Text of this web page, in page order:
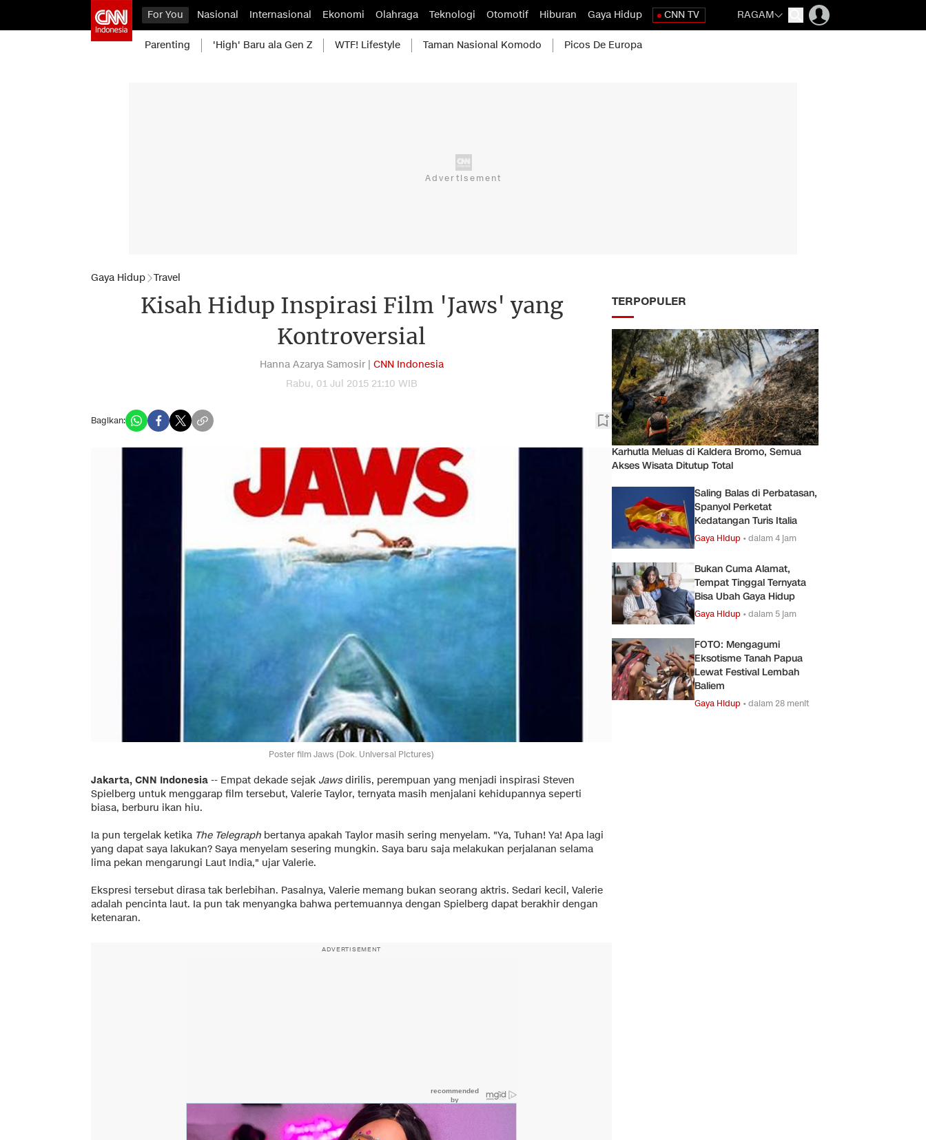
For You Nasional Internasional Ekonomi Olahraga Teknologi Otomotif Hiburan Gaya Hidup CNN TV RAGAM
Parenting 'High' Baru ala Gen Z WTF! Lifestyle Taman Nasional Komodo Picos De Europa
Gaya Hidup Travel
Kisah Hidup Inspirasi Film 'Jaws' yang
Kontroversial
Hanna Azarya Samosir | CNN Indonesia
Rabu, 01 Jul 2015 21:10 WIB
Bagikan:
Poster film Jaws (Dok. Universal Pictures)
Jakarta, CNN Indonesia -- Empat dekade sejak Jawsdirilis, perempuan yang menjadi inspirasi Steven
Spielberg untuk menggarap film tersebut, Valerie Taylor, ternyata masih menjalani kehidupannya seperti
biasa, berburu ikan hiu.
Ia pun tergelak ketika The Telegraph bertanya apakah Taylor masih sering menyelam. "Ya, Tuhan! Ya! Apa lagi
yang dapat saya lakukan? Saya menyelam sesering mungkin. Saya baru saja melakukan perjalanan selama
lima pekan mengarungi Laut India," ujar Valerie.
Ekspresi tersebut dirasa tak berlebihan. Pasalnya, Valerie memang bukan seorang aktris. Sedari kecil, Valerie
adalah pencinta laut. Ia pun tak menyangka bahwa pertemuannya dengan Spielberg dapat berakhir dengan
ketenaran.
ADVERTISEMENT
TERPOPULER
Karhutla Meluas di Kaldera Bromo, Semua
Akses Wisata Ditutup Total
Saling Balas di Perbatasan,
Spanyol Perketat
Kedatangan Turis Italia
Gaya Hidup •dalam 4 jam
Bukan Cuma Alamat,
Tempat Tinggal Ternyata
Bisa Ubah Gaya Hidup
Gaya Hidup •dalam 5 jam
FOTO: Mengagumi
Eksotisme Tanah Papua
Lewat Festival Lembah
Baliem
Gaya Hidup •dalam 28 menit